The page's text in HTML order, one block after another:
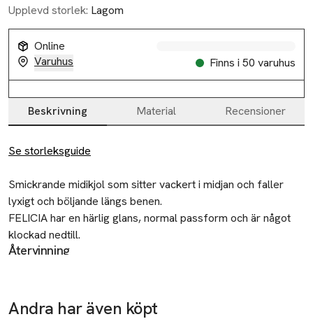
Upplevd storlek: Lagom
Online
Varuhus
Finns i 50 varuhus
Beskrivning Material Recensioner
Beskrivning
Se storleksguide
Smickrande midikjol som sitter vackert i midjan och faller
lyxigt och böljande längs benen.
FELICIA har en härlig glans, normal passform och är något
klockad nedtill.
Stängs med dold dragkedja i sidan.
• Glansig midikjol med hög midja
Återvinning
Tillverkare
Andra har även köpt